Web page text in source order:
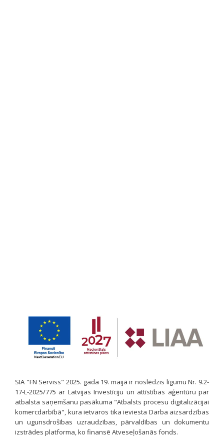
SIA "FN Serviss" 2025. gada 19. maijā ir noslēdzis līgumu Nr. 9.2-
17-L-2025/775 ar Latvijas Investīciju un attīstības aģentūru par
atbalsta saņemšanu pasākuma "Atbalsts procesu digitalizācijai
komercdarbībā", kura ietvaros tika ieviesta Darba aizsardzības
un ugunsdrošības uzraudzības, pārvaldības un dokumentu
izstrādes platforma, ko finansē Atveseļošanās fonds.